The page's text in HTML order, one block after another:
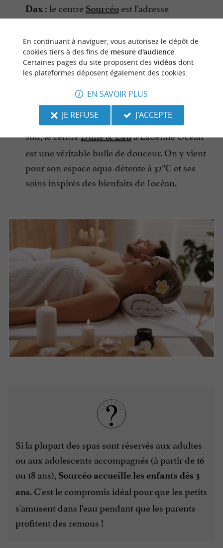
Dax : le centre Sourcéo est l'adresse
en pierre de taille, ses jacuzzis, ses cascades
et ses jets massants, vous plongez dans une
eau naturellement chaude. Le spa propose
une évasion totale.
L'ambiance marine à Labenne : plus au
sud, le centreDune & Eauà Labenne Océan
est une véritable bulle de douceur. On y vient
pour son espace aqua-détente à 32°C et ses
soins inspirés des bienfaits de l'océan.
Si la plupart des spas sont réservés aux adultes
ou aux adolescents accompagnés (à partir de 16
ou 18 ans), Sourcéo accueille les enfants dès 3
ans. C'est le compromis idéal pour que les petits
s'amusent dans l'eau pendant que les parents
profitent des remous !
En continuant à naviguer, vous autorisez le dépôt de
cookies tiers à des fins de mesure d'audience.
Certaines pages du site proposent des vidéosdont
les plateformes déposent également des cookies.
EN SAVOIR PLUS
JE REFUSE
J'ACCEPTE